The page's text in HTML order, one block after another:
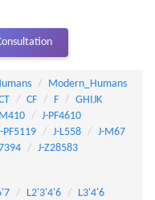
Modern_Humans
CF F
GHIJK
J-PF4610
PF5119 J-L558
J-M67
J-Z28583
L2'3'4'6
L3'4'6